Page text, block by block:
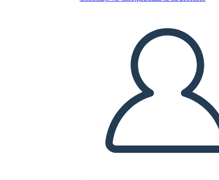
REDAȚI PREZENTAREA DE DIAPOZITIVE
CITESTE-MI